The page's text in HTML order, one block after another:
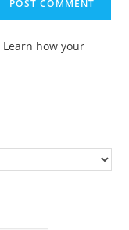
Learn how your